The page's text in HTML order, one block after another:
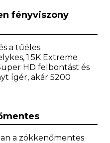
fényviszony
a tűéles
1.5K Extreme
HD felbontást és
ígér, akár 5200
a zökkenőmentes